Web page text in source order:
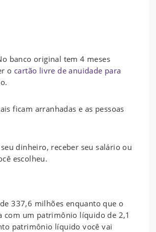
banco original tem 4 meses
o cartão livre de anuidade para
ficam arranhadas e as pessoas
dinheiro, receber seu salário ou
escolheu.
337,6 milhões enquanto que o
com um patrimônio líquido de 2,1
patrimônio líquido você vai